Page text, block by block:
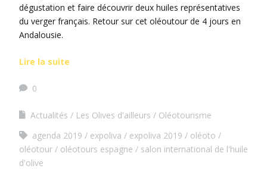
dégustation et faire découvrir deux huiles représentatives
du verger français. Retour sur cet oléoutour de 4 jours en
Andalousie.
Lire la suite
0
Actualités Les Olives d'ailleurs
Oléotourisme
agenda 2019
expoliva expoliva 2019
oléoto
oléotour
oléotours espagne
salon international de l'huile
d'olive